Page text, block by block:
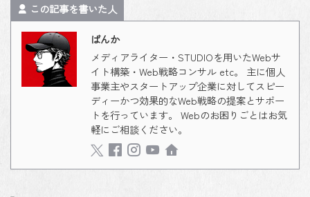
この記事を書いた人
ばんか
メディアライター・STUDIOを用いたWebサ
イト構築・Web戦略コンサル etc。 主に個人
事業主やスタートアップ企業に対してスピー
ディーかつ効果的なWeb戦略の提案とサポー
トを行っています。 Webのお困りごとはお気
軽にご相談ください。